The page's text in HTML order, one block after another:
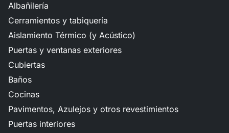
Albañilería
Cerramientos y tabiquería
Aislamiento Térmico (y Acústico)
Puertas y ventanas exteriores
Cubiertas
Baños
Cocinas
Pavimentos, Azulejos y otros revestimientos
Puertas interiores